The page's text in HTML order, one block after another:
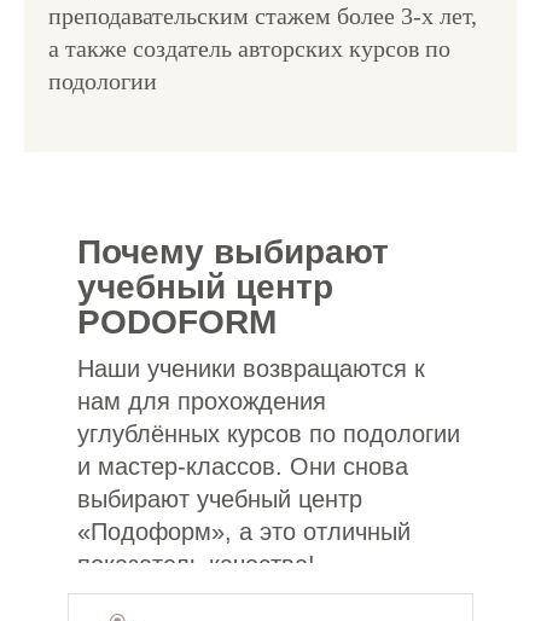
преподавательским стажем более 3-х лет,
а также создатель авторских курсов по
подологии
Почему выбирают
учебный центр
PODOFORM
Наши ученики возвращаются к
нам для прохождения
углублённых курсов по подологии
и мастер-классов. Они снова
выбирают учебный центр
«Подоформ», а это отличный
показатель качества!